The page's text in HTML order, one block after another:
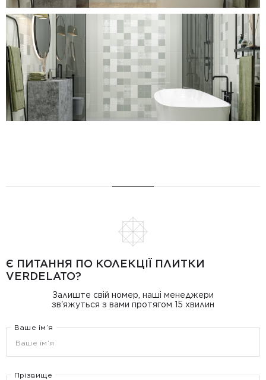
Є ПИТАННЯ ПО КОЛЕКЦІЇ ПЛИТКИ
VERDELATO?
Залиште свій номер, наші менеджери
зв'яжуться з вами протягом 15 хвилин
Ваше ім’я
Прізвище